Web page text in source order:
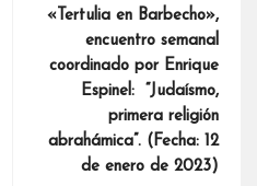
«Tertulia en Barbecho»,
encuentro semanal
coordinado por Enrique
Espinel: “Judaísmo,
primera religión
abrahámica”. (Fecha: 12
de enero de 2023)